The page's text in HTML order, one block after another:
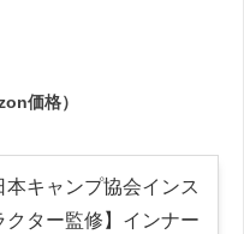
価格）
本キャンプ協会インス
クター監修】インナー